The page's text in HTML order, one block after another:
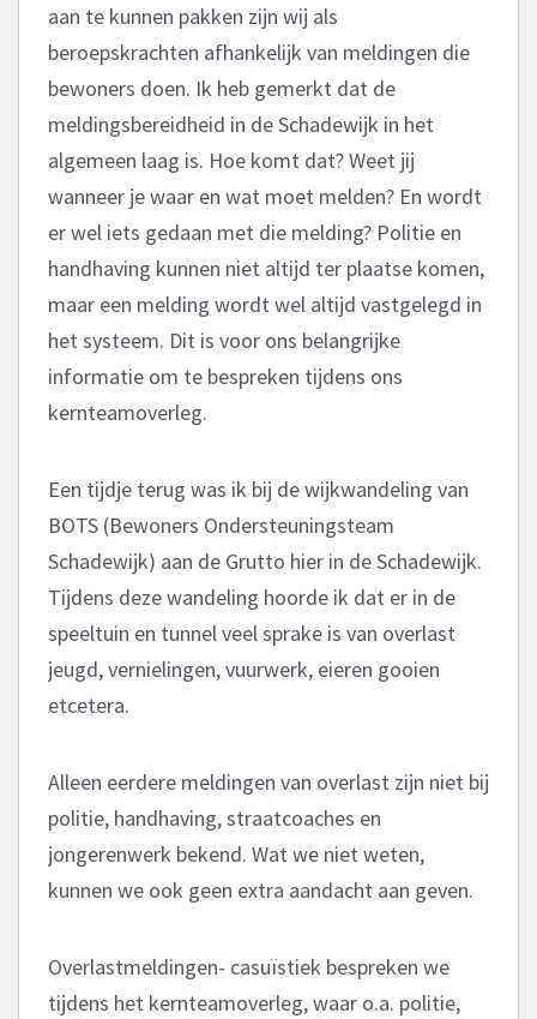
aan te kunnen pakken zijn wij als
beroepskrachten afhankelijk van meldingen die
bewoners doen. Ik heb gemerkt dat de
meldingsbereidheid in de Schadewijk in het
algemeen laag is. Hoe komt dat? Weet jij
wanneer je waar en wat moet melden? En wordt
er wel iets gedaan met die melding? Politie en
handhaving kunnen niet altijd ter plaatse komen,
maar een melding wordt wel altijd vastgelegd in
het systeem. Dit is voor ons belangrijke
informatie om te bespreken tijdens ons
kernteamoverleg.
Een tijdje terug was ik bij de wijkwandeling van
BOTS (Bewoners Ondersteuningsteam
Schadewijk) aan de Grutto hier in de Schadewijk.
Tijdens deze wandeling hoorde ik dat er in de
speeltuin en tunnel veel sprake is van overlast
jeugd, vernielingen, vuurwerk, eieren gooien
etcetera.
Alleen eerdere meldingen van overlast zijn niet bij
politie, handhaving, straatcoaches en
jongerenwerk bekend. Wat we niet weten,
kunnen we ook geen extra aandacht aan geven.
Overlastmeldingen- casuïstiek bespreken we
tijdens het kernteamoverleg, waar o.a. politie,